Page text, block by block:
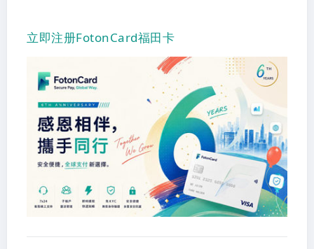
立即注册FotonCard福田卡